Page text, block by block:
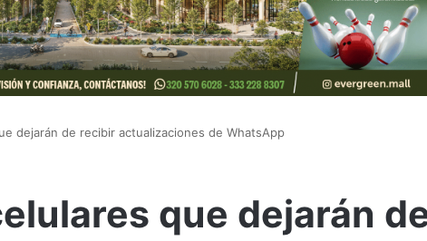
dejarán de recibir actualizaciones de WhatsApp
que dejarán